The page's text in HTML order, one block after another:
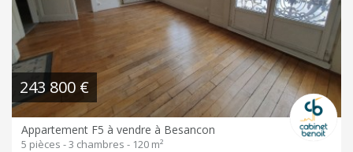
243 800 €
Appartement F5 à vendre à Besancon
5 pièces - 3 chambres - 120 m²